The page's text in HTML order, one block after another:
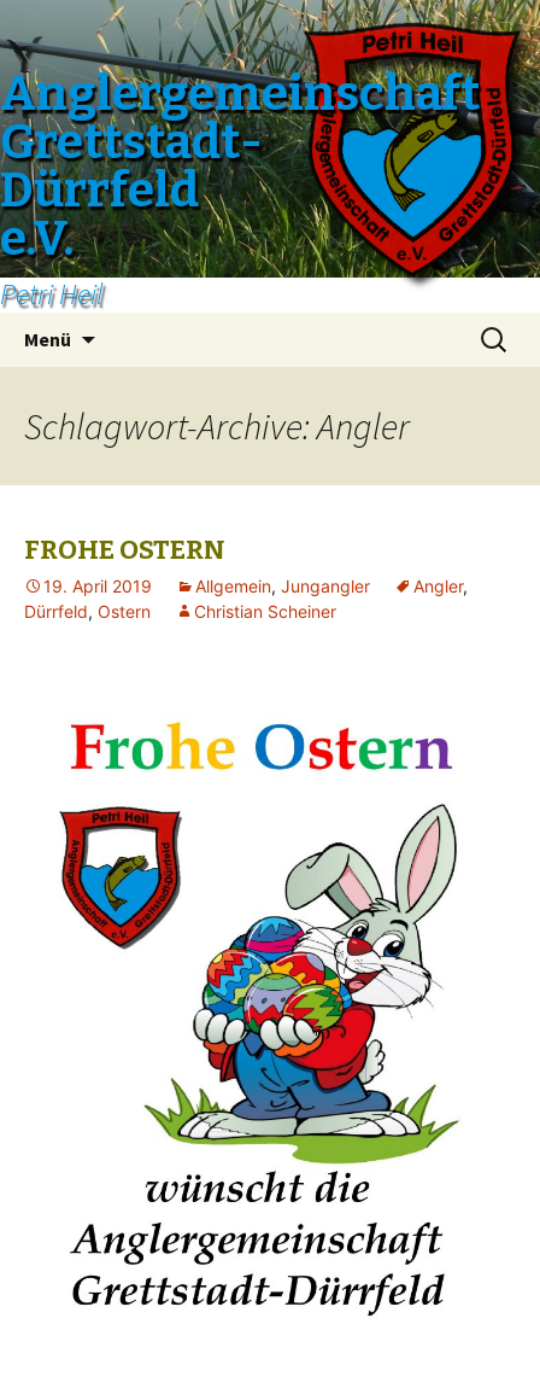
Anglergemeinschaft
Grettstadt-
Dürrfeld
e.V.
Petri Heil
Menü
Suchen
nach:
Schlagwort-Archive: Angler
FROHE OSTERN
19. April 2019 Allgemein, Jungangler Angler,
Dürrfeld, Ostern Christian Scheiner